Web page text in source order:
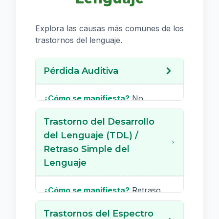
instrucciones complejas, dificultad
pares.
Explora las causas más comunes de los
trastornos del lenguaje.
Pérdida Auditiva
¿Cómo se manifiesta?No
responde a sonidos, volumen alto
en TV/música, no entiende cuando
se le habla de espaldas, desarrollo
pobre del lenguaje.
Importancia:
retraso en el lenguaje. Requiere
Trastorno del Desarrollo
del Lenguaje (TDL) /
Retraso Simple del
Lenguaje
¿Cómo se manifiesta?Retraso
significativo en la adquisición del
lenguaje sin otra causa aparente
Trastornos del Espectro